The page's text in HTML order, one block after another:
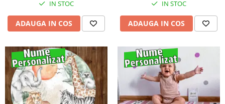
Cuburi magnetice JollyHeap®
LEGO
Stikere decorative si covoare
Stickere decorative
Covorase de joaca
IN STOC
ADAUGA IN COS
IN STOC
ADAUGA IN COS